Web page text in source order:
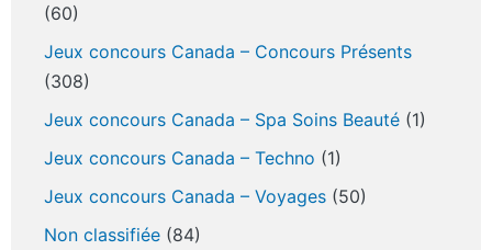
(60)
Jeux concours Canada – Concours Présents
(308)
Jeux concours Canada – Spa Soins Beauté (1)
Jeux concours Canada – Techno (1)
Jeux concours Canada – Voyages (50)
Non classifiée (84)